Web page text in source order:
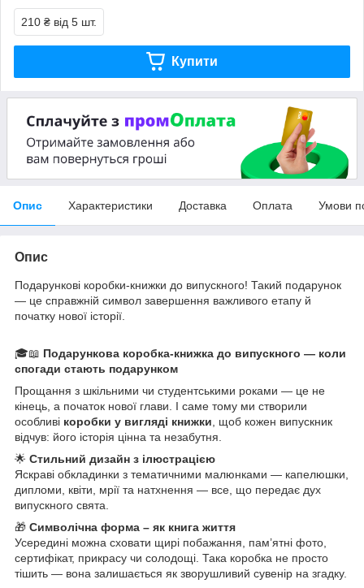
210 ₴ від 5 шт.
Купити
Опис Характеристики Доставка Оплата Умови
Опис
Подарункові коробки-книжки до випускного! Такий подарунок
— це справжній символ завершення важливого етапу й
початку нової історії.
🎓📖 Подарункова коробка-книжка до випускного — коли
спогади стають подарунком
Прощання з шкільними чи студентськими роками — це не
кінець, а початок нової глави. І саме тому ми створили
особливі коробки у вигляді книжки, щоб кожен випускник
відчув: його історія цінна та незабутня.
🌟 Стильний дизайн з ілюстрацією
Яскраві обкладинки з тематичними малюнками — капелюшки,
дипломи, квіти, мрії та натхнення — все, що передає дух
випускного свята.
🎁 Символічна форма – як книга життя
Усередині можна сховати щирі побажання, пам’ятні фото,
сертифікат, прикрасу чи солодощі. Така коробка не просто
тішить — вона залишається як зворушливий сувенір на згадку.